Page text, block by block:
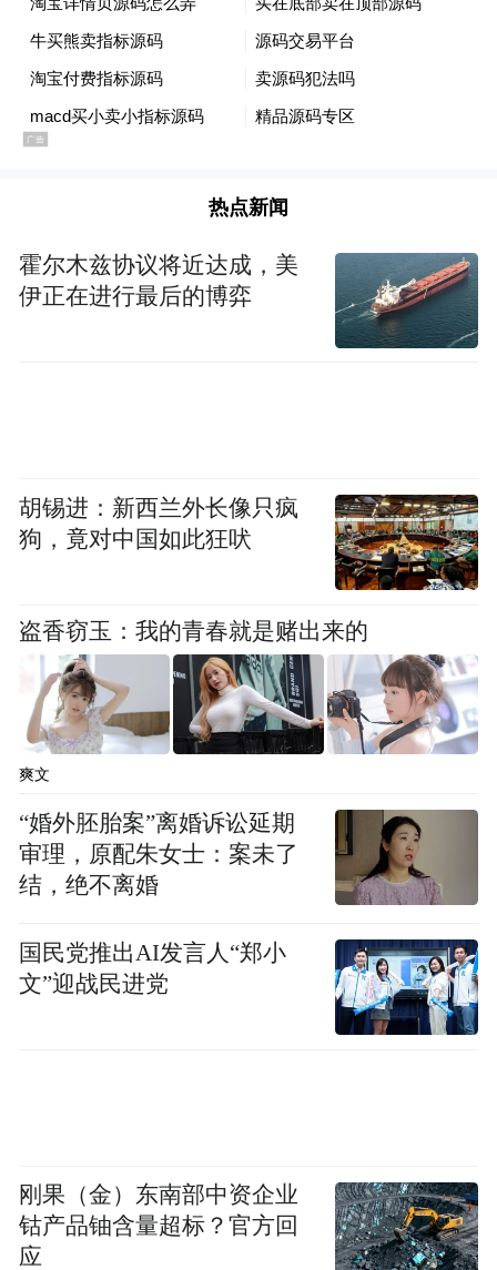
《绝响：八十年代亲历记》，李辉著，生活·
读书·新知三联书店2013年7月版。
热点新闻
霍尔木兹协议将近达成，美
伊正在进行最后的博弈
胡锡进：新西兰外长像只疯
狗，竟对中国如此狂吠
盗香窃玉：我的青春就是赌出来的
爽文
“婚外胚胎案”离婚诉讼延期
审理，原配朱女士：案未了
结，绝不离婚
国民党推出AI发言人“郑小
文”迎战民进党
刚果（金）东南部中资企业
钴产品铀含量超标？官方回
应